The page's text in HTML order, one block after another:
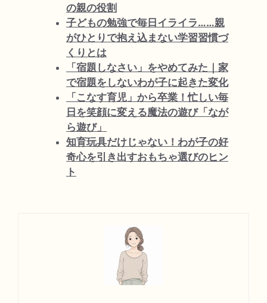
の親の役割
子どもの勉強で毎日イライラ……親
がひとりで抱え込まない学習習慣づ
くりとは
「宿題しなさい」をやめてみた｜家
で宿題をしないわが子に起きた変化
「こなす育児」から卒業！忙しい毎
日を笑顔に変える魔法の遊び「なが
ら遊び」
知育玩具だけじゃない！わが子の好
奇心を引き出すおもちゃ選びのヒン
ト